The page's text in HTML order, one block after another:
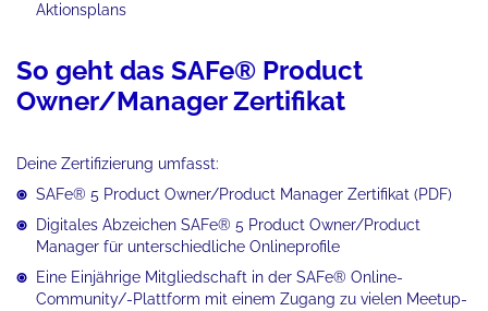
Aktionsplans
So geht das SAFe® Product
Owner/Manager Zertifikat
Deine Zertifizierung umfasst:
SAFe® 5 Product Owner/Product Manager Zertifikat (PDF)
Digitales Abzeichen SAFe® 5 Product Owner/Product
Manager für unterschiedliche Onlineprofile
Eine Einjährige Mitgliedschaft in der SAFe® Online-
Community/-Plattform mit einem Zugang zu vielen Meetup-